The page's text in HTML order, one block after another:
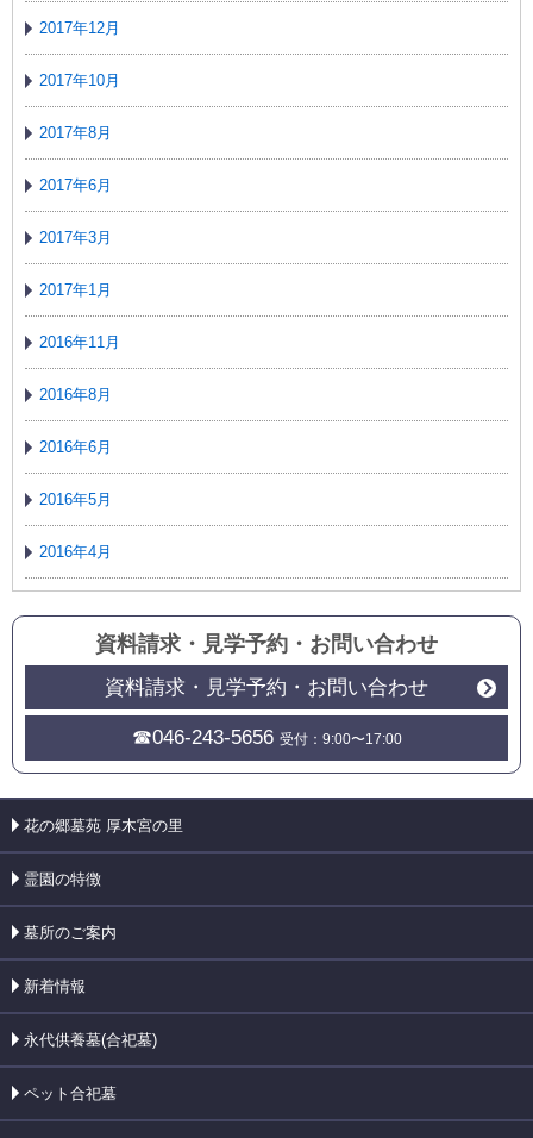
2017年12月
2017年10月
2017年8月
2017年6月
2017年3月
2017年1月
2016年11月
2016年8月
2016年6月
2016年5月
2016年4月
資料請求・見学予約 ・ お問い合わせ
資料請求・見学予約・お問い合わせ
☎046-243-5656 受付：9:00〜17:00
花の郷墓苑 厚木宮の里
霊園の特徴
墓所のご案内
新着情報
永代供養墓(合祀墓)
ペット合祀墓